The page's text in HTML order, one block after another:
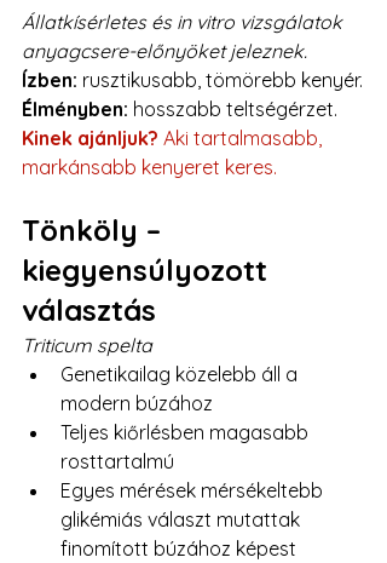
Állatkísérletes és in vitro vizsgálatok
anyagcsere-előnyöket jeleznek.
Ízben: rusztikusabb, tömörebb kenyér.
Élményben: hosszabb teltségérzet.
Kinek ajánljuk? Aki tartalmasabb,
markánsabb kenyeret keres.
Tönköly –
kiegyensúlyozott
választás
Triticum spelta
Genetikailag közelebb áll a
modern búzához
Teljes kiőrlésben magasabb
rosttartalmú
Egyes mérések mérsékeltebb
glikémiás választ mutattak
finomított búzához képest